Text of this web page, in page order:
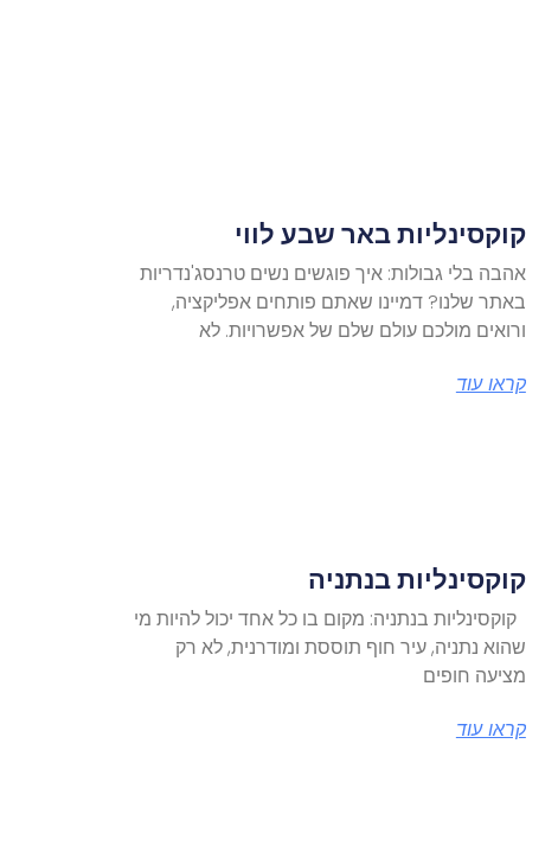
קוקסינליות באר שבע לווי
אהבה בלי גבולות: איך פוגשים נשים טרנסג'נדריות
באתר שלנו? דמיינו שאתם פותחים אפליקציה,
ורואים מולכם עולם שלם של אפשרויות. לא
קראו עוד
קוקסינליות בנתניה
קוקסינליות בנתניה: מקום בו כל אחד יכול להיות מי
שהוא נתניה, עיר חוף תוססת ומודרנית, לא רק
מציעה חופים
קראו עוד